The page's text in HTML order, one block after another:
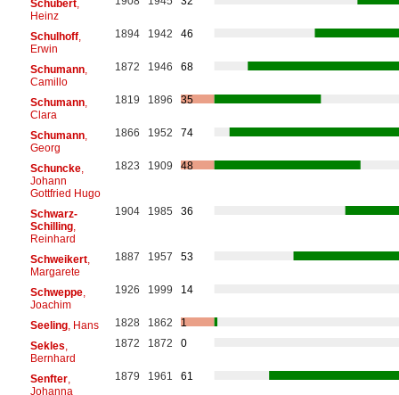
Schubert,
Heinz
Schulhoff,
Erwin
1894 1942 46
Schumann,
Camillo
1872 1946 68
Schumann,
Clara
1819 1896 35
Schumann,
Georg
1866 1952 74
Schuncke,
Johann
Gottfried Hugo
1823 1909 48
Schwarz-
Schilling,
Reinhard
1904 1985 36
Schweikert,
Margarete
1887 1957 53
Schweppe,
Joachim
1926 1999 14
Seeling, Hans 1828 1862
1
Sekles
Bernhard
1872 1872 0
Senfter,
Johanna
1879 1961 61